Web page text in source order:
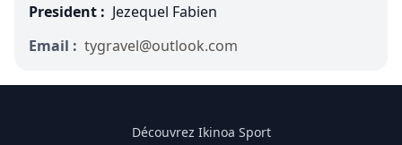
President : Jezequel Fabien
Email : tygravel@outlook.com
Découvrez Ikinoa Sport